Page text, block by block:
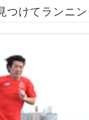
つけてランニ